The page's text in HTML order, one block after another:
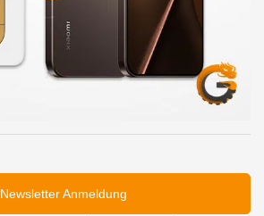
Newsletter Anmeldung